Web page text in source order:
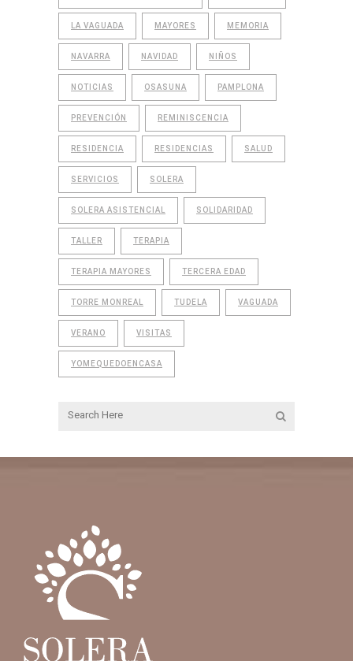
LA VAGUADA MAYORES MEMORIA
NAVARRA NAVIDAD NIÑOS
NOTICIAS OSASUNA PAMPLONA
PREVENCIÓN REMINISCENCIA
RESIDENCIA RESIDENCIAS SALUD
SERVICIOS SOLERA
SOLERA ASISTENCIAL SOLIDARIDAD
TALLER TERAPIA
TERAPIA MAYORES TERCERA EDAD
TORRE MONREAL TUDELA VAGUADA
VERANO VISITAS
YOMEQUEDOENCASA